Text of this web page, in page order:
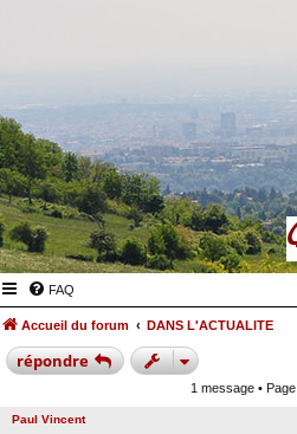
FAQ
Accueil du forum DANS L'ACTUALITE
répondre
1 message • Page
Paul Vincent